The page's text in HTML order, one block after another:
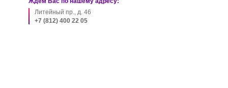
Литейный пр., д. 46
+7 (812) 400 22 05